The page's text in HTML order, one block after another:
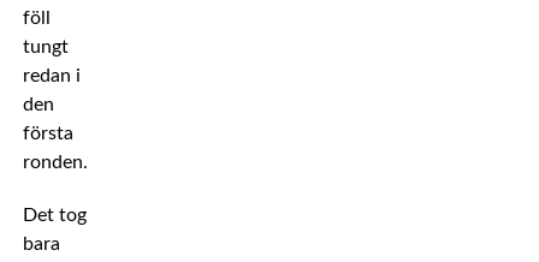
föll
tungt
redan i
den
första
ronden.
Det tog
bara